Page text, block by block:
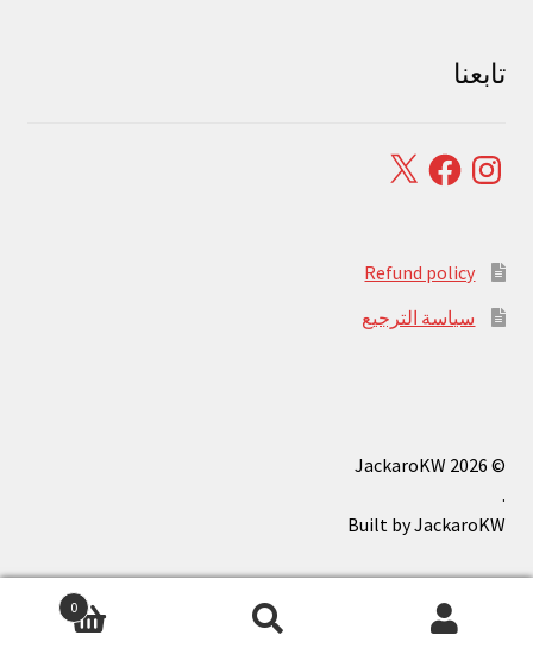
تابعنا
Instagram
Facebook
X
Refund policy
سياسة الترجيع
© JackaroKW 2026
.
0